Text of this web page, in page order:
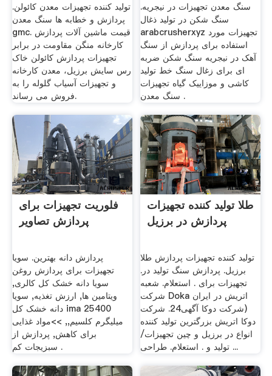
تولید کننده تجهیزات معدن کائولن.
پردازش و خطابه ها سنگ معدن
gmc. قیمت ماشین آلات پردازش
کارخانه منگن مقاومت در برابر
تجهیزات پردازش کائولن خاک
رس سایش برزیل، معدن کارخانه
و تجهیزات آسیاب گلوله را به
فروش می رساند.
سنگ معدن تجهیزات در نیجریه.
سنگ شکن در تولید ذغال
arabcrusherxyz تجهیزات مورد
استفاده برای پردازش از سنگ
آهک در نیجریه سنگ شکن ضربه
ای برای زغال سنگ خط تولید
کاشی و موزاییک گیاه تجهیزات
سنگ معدن .
فلوریت تجهیزات برای
پردازش تصاویر
پردازش دانه بهترین. سویا
تجهیزات برای پردازش روغن
سویا دانه خشک کل کالری,
ویتامین ها, ارزش تغذیه, سویا
دانه خشک کل ima 25400
میلیگرم کلسیم,, >>مواد غذایی
برای کاهش, پردازش از
سبزیجات کم .
طلا تولید کننده تجهیزات
پردازش در برزیل
تولید کننده تجهیزات پردازش طلا
برزیل. پردازش سنگ تولید در.
تجهیزات برای . استعلام. شعبه
شرکت Doka اتریش در ایران
(شرکت دوکا آگهی24. شرکت
دوکا اتریش بزرگترین تولید کننده
انواع در برزیل و چین تجهیزات/
تولید و . استعلام. طراحی ...